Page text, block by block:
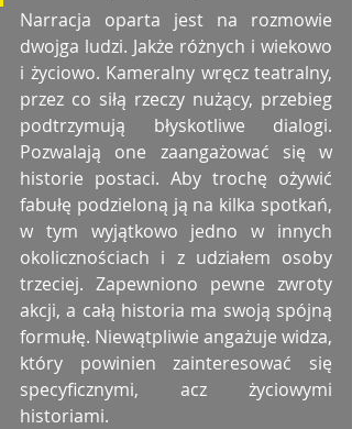
Narracja oparta jest na rozmowie
dwojga ludzi. Jakże różnych i wiekowo
i życiowo. Kameralny wręcz teatralny,
przez co siłą rzeczy nużący, przebieg
podtrzymują błyskotliwe dialogi.
Pozwalają one zaangażować się w
historie postaci. Aby trochę ożywić
fabułę podzieloną ją na kilka spotkań,
w tym wyjątkowo jedno w innych
okolicznościach i z udziałem osoby
trzeciej. Zapewniono pewne zwroty
akcji, a całą historia ma swoją spójną
formułę. Niewątpliwie angażuje widza,
który powinien zainteresować się
specyficznymi, acz życiowymi
historiami.